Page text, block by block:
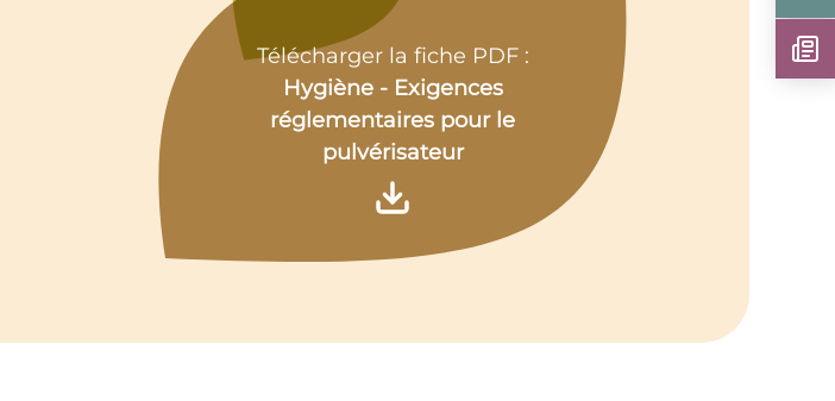
Télécharger la fiche PDF :
Hygiène - Exigences
réglementaires pour le
pulvérisateur